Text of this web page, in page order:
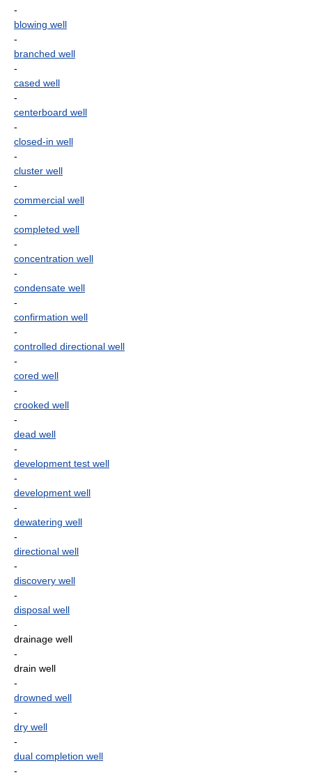
-
blowing well
-
branched well
-
cased well
-
centerboard well
-
closed-in well
-
cluster well
-
commercial well
-
completed well
-
concentration well
-
condensate well
-
confirmation well
-
controlled directional well
-
cored well
-
crooked well
-
dead well
-
development test well
-
development well
-
dewatering well
-
directional well
-
discovery well
-
disposal well
-
drainage well
-
drain well
-
drowned well
-
dry well
-
dual completion well
-